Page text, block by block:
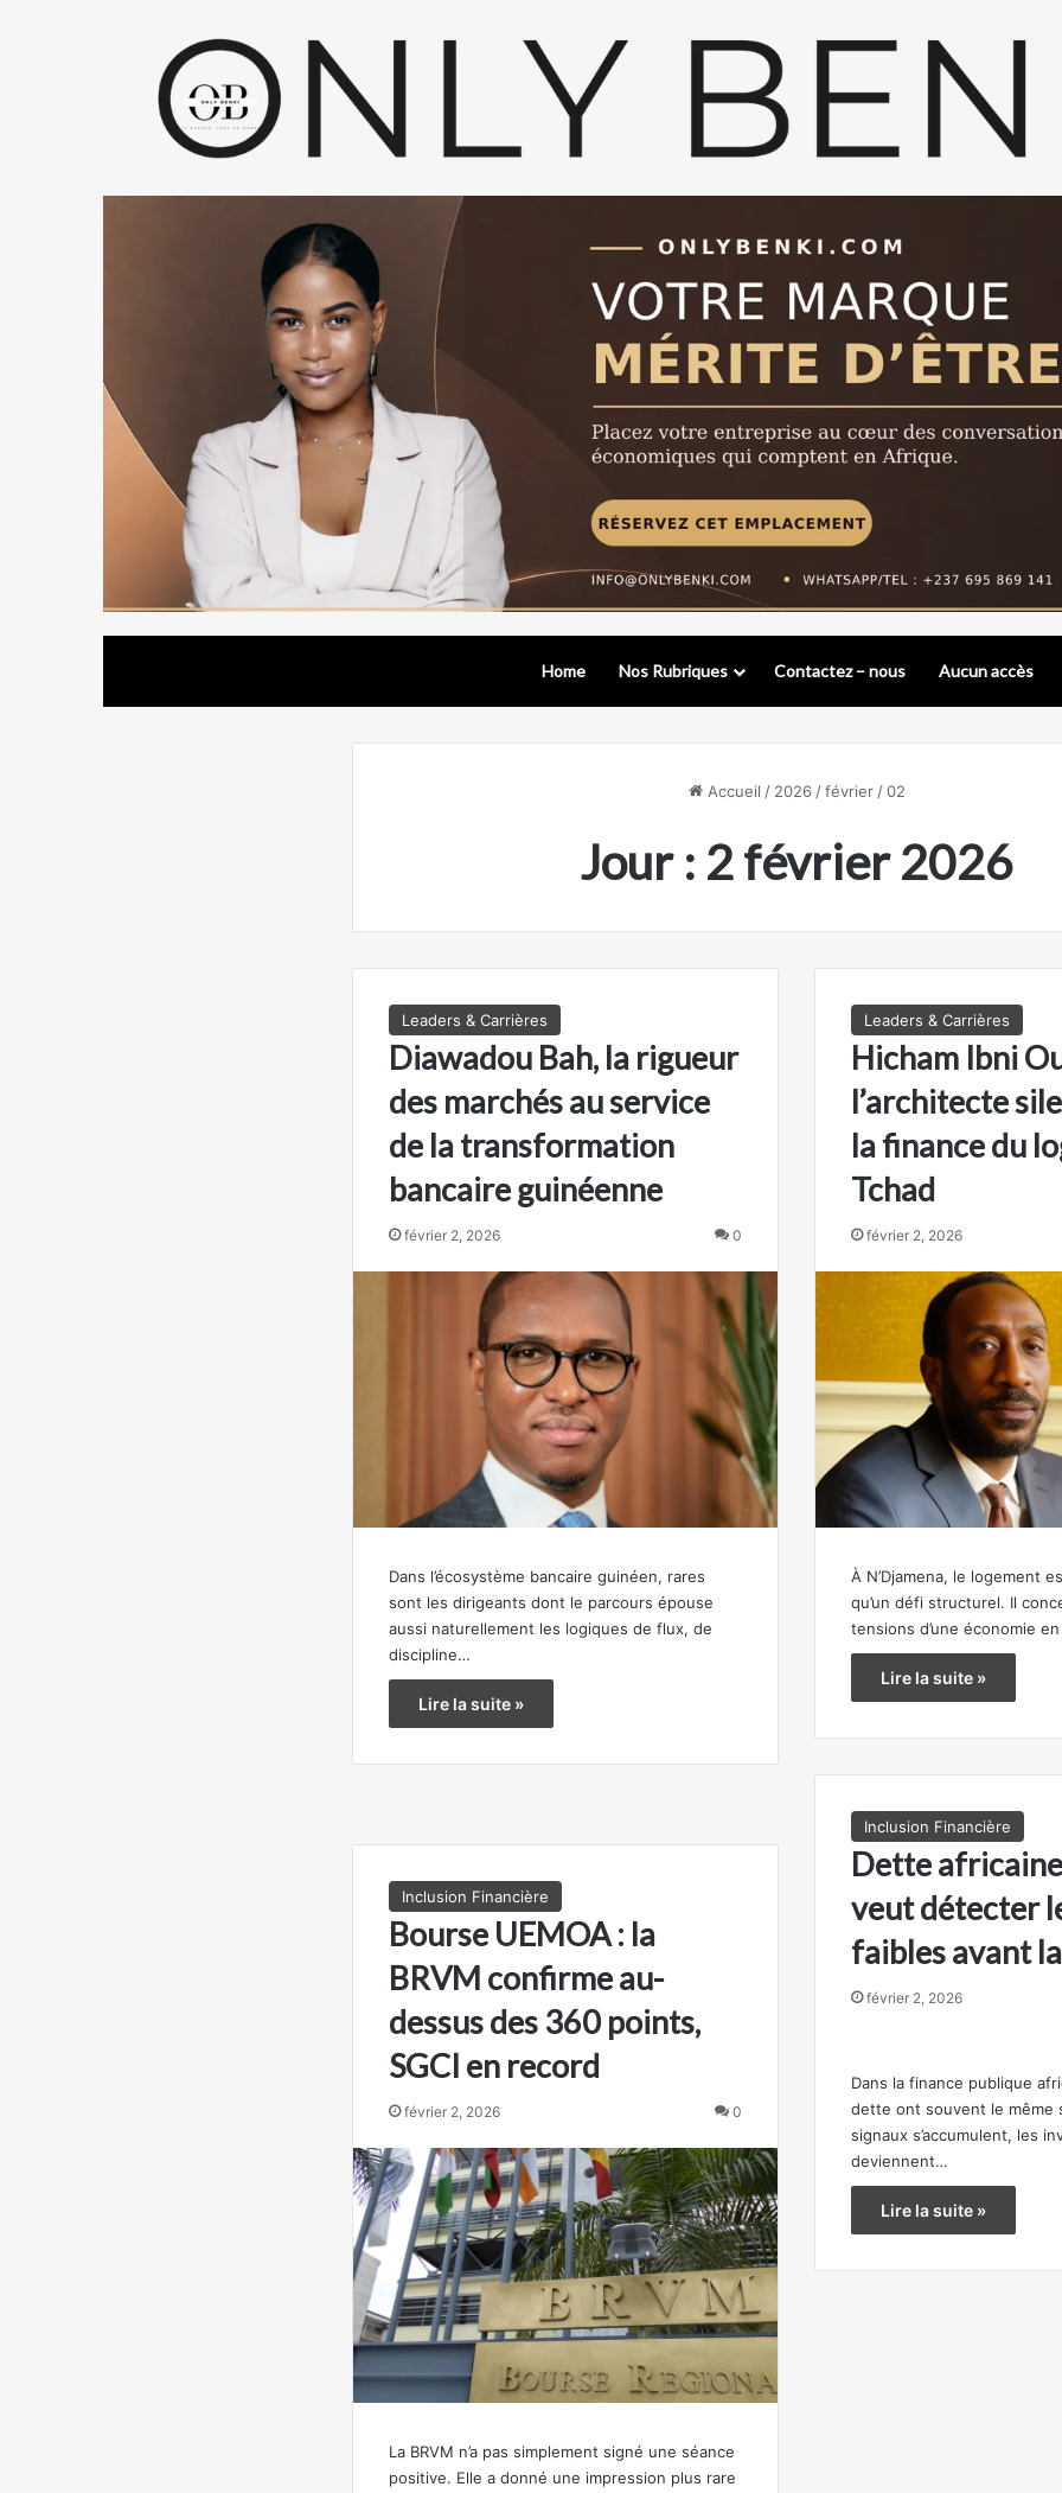
Home Nos Rubriques Contactez – nous Aucun accès
Accueil / 2026 / février / 02
Jour : 2 février 2026
Leaders & Carrières
Diawadou Bah, la rigueur
des marchés au service
de la transformation
bancaire guinéenne
février 2, 2026 0
Dans l’écosystème bancaire guinéen, rares
sont les dirigeants dont le parcours épouse
aussi naturellement les logiques de flux, de
discipline…
Lire la suite »
Leaders & Carrières
Hicham Ibni
l’architecte
la finance du
Tchad
février 2, 2026
À N’Djamena, le logement
qu’un défi structurel. Il
tensions d’une économie
Lire la suite »
Inclusion Financière
Dette africaine
veut détecter
faibles avant
février 2, 2026
Dans la finance publique
dette ont souvent le même
signaux s’accumulent, les
deviennent…
Lire la suite »
Inclusion Financière
Bourse UEMOA : la
BRVM confirme au-
dessus des 360 points,
SGCI en record
février 2, 2026 0
La BRVM n’a pas simplement signé une séance
positive. Elle a donné une impression plus rare